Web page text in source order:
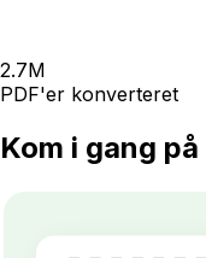
2.7M
PDF'er konverteret
Kom i gang